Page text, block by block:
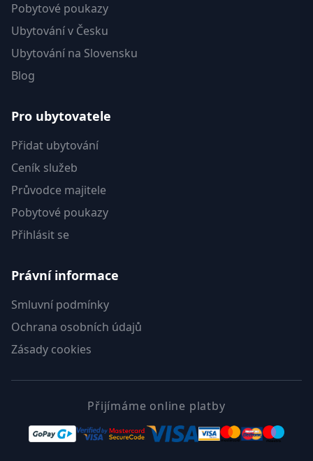
Pobytové poukazy
Ubytování v Česku
Ubytování na Slovensku
Blog
Pro ubytovatele
Přidat ubytování
Ceník služeb
Průvodce majitele
Pobytové poukazy
Přihlásit se
Právní informace
Smluvní podmínky
Ochrana osobních údajů
Zásady cookies
Přijímáme online platby